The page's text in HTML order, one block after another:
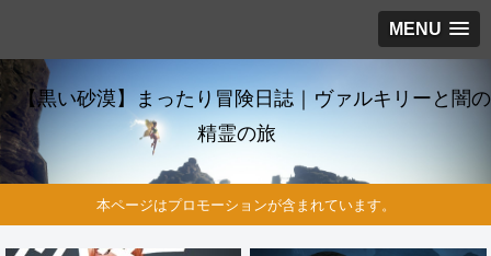
MENU
【黒い砂漠】まったり冒険日誌｜ヴァルキリーと闇の
精霊の旅
本ページはプロモーションが含まれています。